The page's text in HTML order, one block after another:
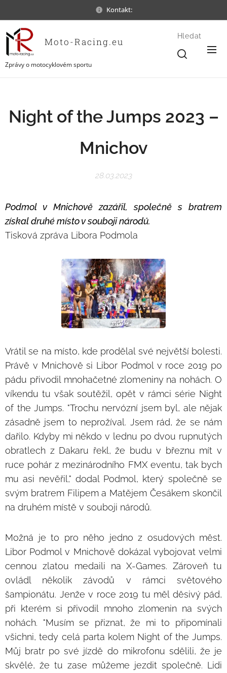
Kontakt:
Moto-Racing.eu
Zprávy o motocyklovém sportu
Hledat
Night of the Jumps 2023 –
Mnichov
28.03.2023
Podmol v Mnichově zazářil, společně s bratrem
získal druhé místo v souboji národů.
Tisková zpráva Libora Podmola
Vrátil se na místo, kde prodělal své největší bolesti.
Právě v Mnichově si Libor Podmol v roce 2019 po
pádu přivodil mnohačetné zlomeniny na nohách. O
víkendu tu však soutěžil, opět v rámci série Night
of the Jumps. "Trochu nervózní jsem byl, ale nějak
zásadně jsem to neprožíval. Jsem rád, že se nám
dařilo. Kdyby mi někdo v lednu po dvou rupnutých
obratlech z Dakaru řekl, že budu v březnu mít v
ruce pohár z mezinárodního FMX eventu, tak bych
mu asi nevěřil," dodal Podmol, který společně se
svým bratrem Filipem a Matějem Česákem skončil
na druhém místě v souboji národů.
Možná je to pro něho jedno z osudových měst.
Libor Podmol v Mnichově dokázal vybojovat velmi
cennou zlatou medaili na X-Games. Zároveň tu
ovládl několik závodů v rámci světového
šampionátu. Jenže v roce 2019 tu měl děsivý pád,
při kterém si přivodil mnoho zlomenin na svých
nohách. "Musím se přiznat, že mi to připomínali
všichni, tedy celá parta kolem Night of the Jumps.
Můj bratr po své jízdě do mikrofonu sdělili, že je
skvělé, že tu zase můžeme jezdit společně. Lidi